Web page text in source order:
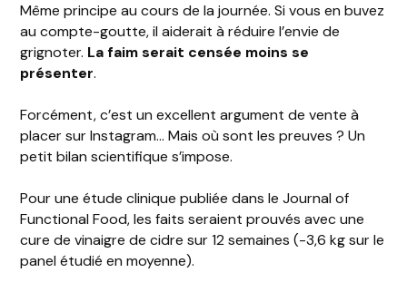
Même principe au cours de la journée. Si vous en buvez
au compte-goutte, il aiderait à réduire l’envie de
grignoter. La faim serait censée moins se
présenter.
Forcément, c’est un excellent argument de vente à
placer sur Instagram… Mais où sont les preuves ? Un
petit bilan scientifique s’impose.
Pour une étude clinique publiée dans le Journal of
Functional Food, les faits seraient prouvés avec une
cure de vinaigre de cidre sur 12 semaines (-3,6 kg sur le
panel étudié en moyenne).